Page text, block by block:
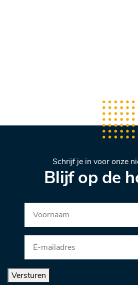
Schrijf je in voor onze
Blijf op de
Versturen